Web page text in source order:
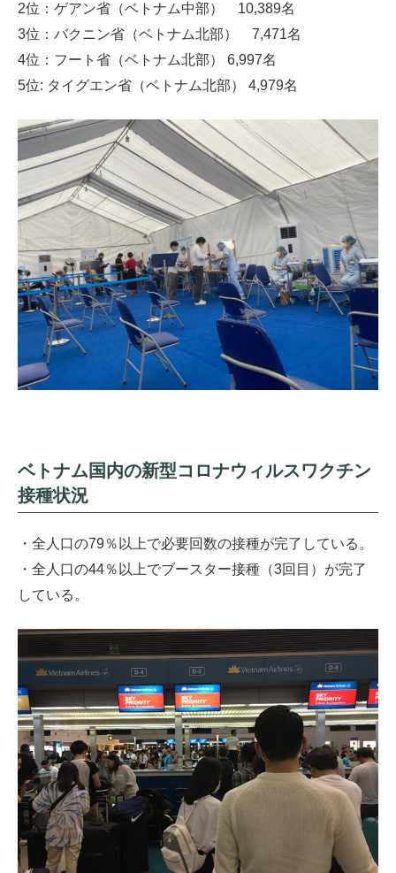
2位：ゲアン省（ベトナム中部） 10,389名
3位：バクニン省（ベトナム北部） 7,471名
4位：フート省（ベトナム北部） 6,997名
5位: タイグエン省（ベトナム北部） 4,979名
ベトナム国内の新型コロナウィルスワクチン
接種状況
・全人口の79％以上で必要回数の接種が完了している。
・全人口の44％以上でブースター接種（3回目）が完了
している。